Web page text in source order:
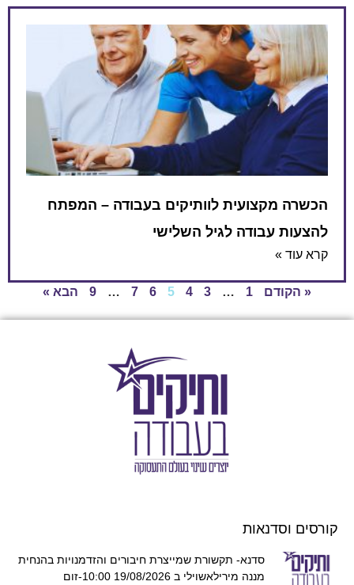
הכשרה מקצועית לוותיקים בעבודה – המפתח
להצעות עבודה לגיל השלישי
קרא עוד »
« הקודם 1
…
3
4
5
6
7
…
9 הבא »
קורסים וסדנאות
סדנא- תקשורת שמייצרת חיבורים והזדמנויות בהנחית
מננה מירילאשוילי ב 19/08/2026 10:00-זום